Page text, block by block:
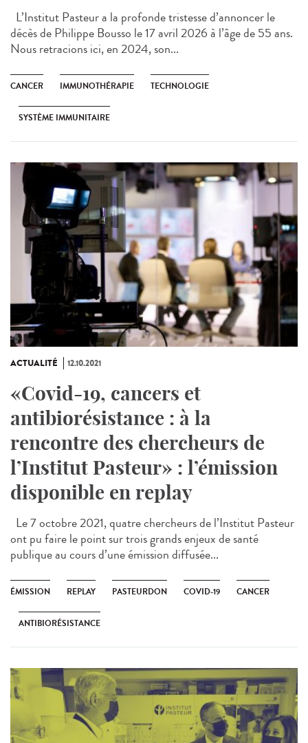
L’Institut Pasteur a la profonde tristesse d’annoncer le
décès de Philippe Bousso le 17 avril 2026 à l’âge de 55 ans.
Nous retracions ici, en 2024, son...
CANCER IMMUNOTHÉRAPIE TECHNOLOGIE
SYSTÈME IMMUNITAIRE
ACTUALITÉ 12.10.2021
«Covid-19, cancers et
antibiorésistance : à la
rencontre des chercheurs de
l’Institut Pasteur» : l’émission
disponible en replay
Le 7 octobre 2021, quatre chercheurs de l’Institut Pasteur
ont pu faire le point sur trois grands enjeux de santé
publique au cours d’une émission diffusée...
ÉMISSION REPLAY PASTEURDON COVID-19 CANCER
ANTIBIORÉSISTANCE